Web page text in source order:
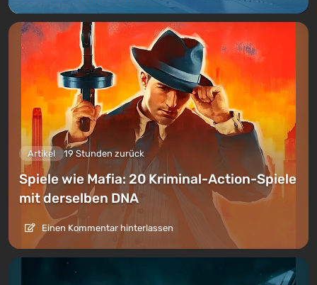
Artikel 19 Stunden zurück
Spiele wie Mafia: 20 Kriminal-Action-Spiele
mit derselben DNA
Einen Kommentar hinterlassen